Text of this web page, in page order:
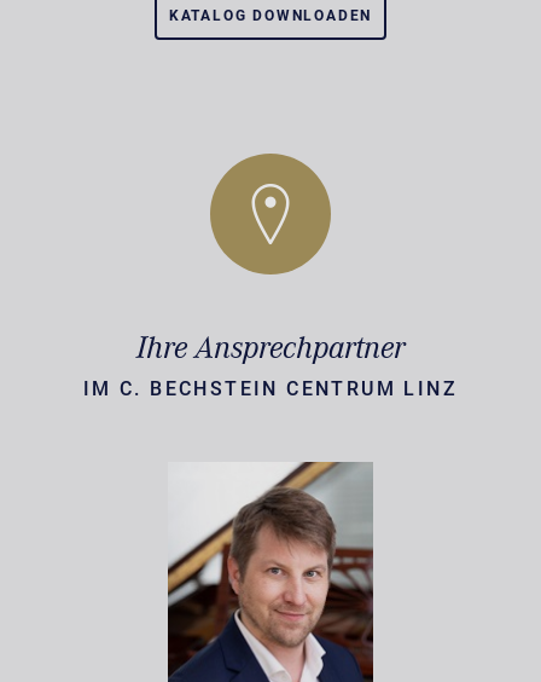
KATALOG DOWNLOADEN
Ihre Ansprechpartner
IM C. BECHSTEIN CENTRUM LINZ